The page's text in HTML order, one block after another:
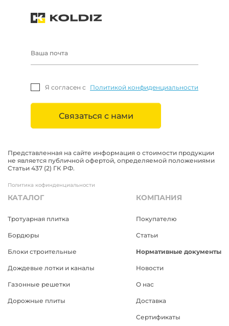
Я согласен с Политикой конфиденциальности
Связаться с нами
Представленная на сайте информация о стоимости продукции
не является публичной офертой, определяемой положениями
Статьи 437 (2) ГК РФ.
Политика кофинденциальности
КАТАЛОГ
Тротуарная плитка
Бордюры
Блоки строительные
Дождевые лотки и каналы
Газонные решетки
Дорожные плиты
КОМПАНИЯ
Покупателю
Статьи
Нормативные документы
Новости
О нас
Доставка
Сертификаты